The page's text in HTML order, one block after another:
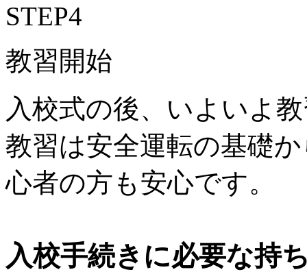
STEP4
教習開始
入校式の後、いよいよ
教習は安全運転の基礎
心者の方も安心です。
入校手続きに必要な持